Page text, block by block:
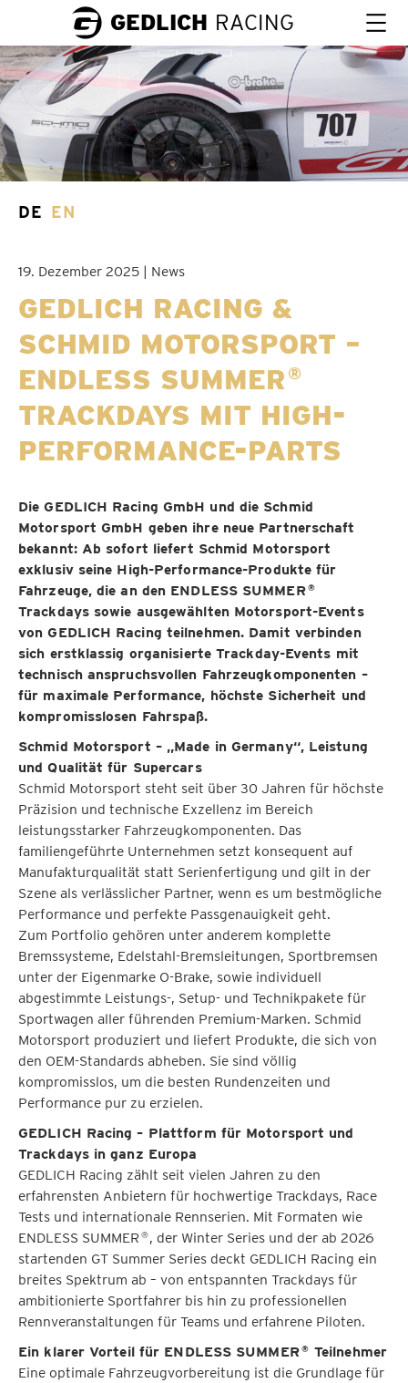
GEDLICH RACING
DE EN
19. Dezember 2025 | News
GEDLICH RACING &
SCHMID MOTORSPORT –
ENDLESS SUMMER ®
TRACKDAYS MIT HIGH-
PERFORMANCE-PARTS
Die GEDLICH Racing GmbH und die Schmid
Motorsport GmbH geben ihre neue Partnerschaft
bekannt: Ab sofort liefert Schmid Motorsport
exklusiv seine High-Performance-Produkte für
Fahrzeuge, die an den ENDLESS SUMMER ®
Trackdays sowie ausgewählten Motorsport-Events
von GEDLICH Racing teilnehmen. Damit verbinden
sich erstklassig organisierte Trackday-Events mit
technisch anspruchsvollen Fahrzeugkomponenten –
für maximale Performance, höchste Sicherheit und
kompromisslosen Fahrspaß.
Schmid Motorsport – „Made in Germany“, Leistung
und Qualität für Supercars
Schmid Motorsport steht seit über 30 Jahren für höchste
Präzision und technische Exzellenz im Bereich
leistungsstarker Fahrzeugkomponenten. Das
familiengeführte Unternehmen setzt konsequent auf
Manufakturqualität statt Serienfertigung und gilt in der
Szene als verlässlicher Partner, wenn es um bestmögliche
Performance und perfekte Passgenauigkeit geht.
Zum Portfolio gehören unter anderem komplette
Bremssysteme, Edelstahl-Bremsleitungen, Sportbremsen
unter der Eigenmarke O-Brake, sowie individuell
abgestimmte Leistungs-, Setup- und Technikpakete für
Sportwagen aller führenden Premium-Marken. Schmid
Motorsport produziert und liefert Produkte, die sich von
den OEM-Standards abheben. Sie sind völlig
kompromisslos, um die besten Rundenzeiten und
Performance pur zu erzielen.
GEDLICH Racing – Plattform für Motorsport und
Trackdays in ganz Europa
GEDLICH Racing zählt seit vielen Jahren zu den
erfahrensten Anbietern für hochwertige Trackdays, Race
Tests und internationale Rennserien. Mit Formaten wie
ENDLESS SUMMER ®, der Winter Series und der ab 2026
startenden GT Summer Series deckt GEDLICH Racing ein
breites Spektrum ab – von entspannten Trackdays für
ambitionierte Sportfahrer bis hin zu professionellen
Rennveranstaltungen für Teams und erfahrene Piloten.
Ein klarer Vorteil für ENDLESS SUMMER ® Teilnehmer
Eine optimale Fahrzeugvorbereitung ist die Grundlage für